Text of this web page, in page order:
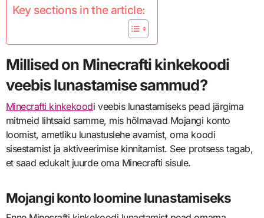
Key sections in the article:
Millised on Minecrafti kinkekoodi
veebis lunastamise sammud?
Minecrafti kinkekoodi veebis lunastamiseks pead järgima
mitmeid lihtsaid samme, mis hõlmavad Mojangi konto
loomist, ametliku lunastuslehe avamist, oma koodi
sisestamist ja aktiveerimise kinnitamist. See protsess tagab,
et saad edukalt juurde oma Minecrafti sisule.
Mojangi konto loomine lunastamiseks